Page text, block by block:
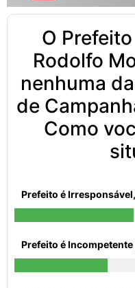
O
Rodolfo
nenhuma
de
Como
Prefeito é
Prefeito é